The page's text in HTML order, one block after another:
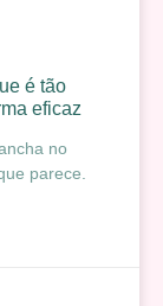
é tão
eficaz
no
parece.